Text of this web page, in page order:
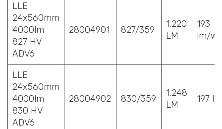
LLE
24x560mm
4000lm
827 HV
ADV6
28004901 827/359
1,220
LM
193
lm/w
LLE
24x560mm
4000lm
830 HV
ADV6
28004902 830/359
1,248
LM
197